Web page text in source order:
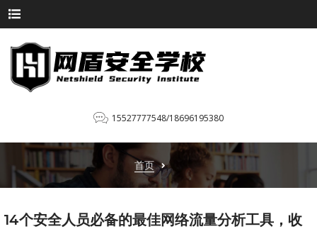
15527777548/18696195380
首页
14个安全人员必备的最佳网络流量分析工具，收